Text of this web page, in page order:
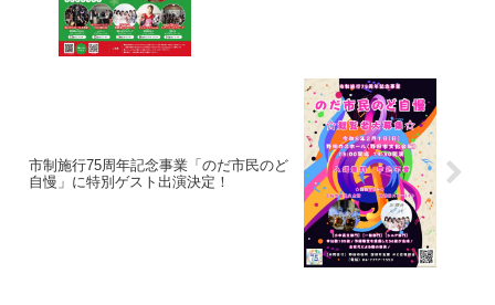
市制施行75周年記念事業「のだ市民のど
自慢」に特別ゲスト出演決定！